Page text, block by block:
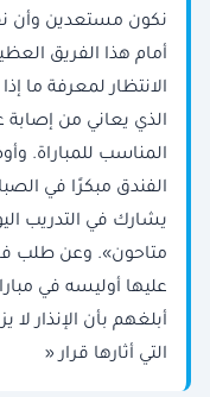
نكون مستعدين وأن
أمام هذا الفريق
الانتظار لمعرفة ما
الذي يعاني من
المناسب للمباراة.
الفندق مبكرًا في
يشارك في التدريب
متاحون». وعن طلب
عليها أوليسه في
أبلغهم بأن الإنذار لا
التي ​أثارها قرار «